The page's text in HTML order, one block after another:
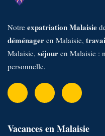
Notre expatriation Malaisie
déménager en Malaisie,
Malaisie, séjour en Malaisie :
personnelle.
Vacances en Malaisie